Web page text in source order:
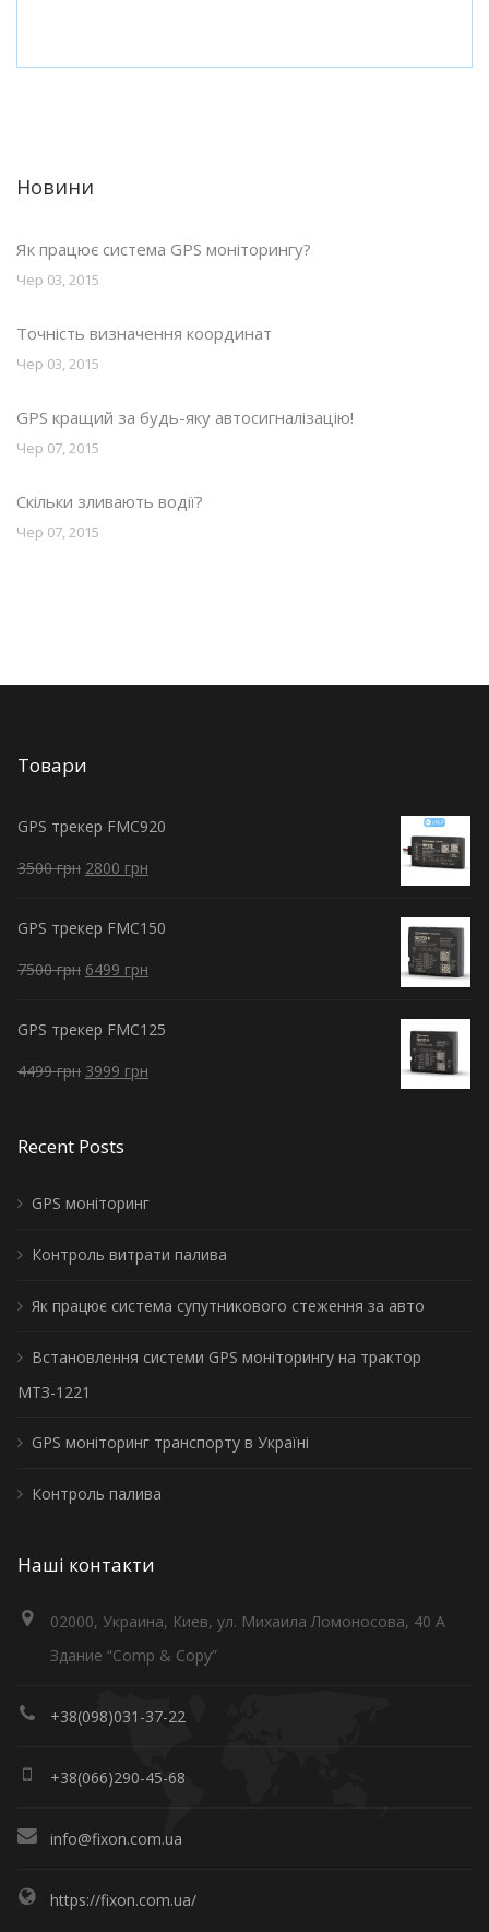
Новини
Як працює система GPS моніторингу?
Чер 03, 2015
Точність визначення координат
Чер 03, 2015
GPS кращий за будь-яку автосигналізацію!
Чер 07, 2015
Скільки зливають водії?
Чер 07, 2015
Товари
GPS трекер FMC920
3500грн 2800 грн
GPS трекер FMC150
7500грн 6499 грн
GPS трекер FMC125
4499грн 3999 грн
Recent Posts
GPS моніторинг
Контроль витрати палива
Як працює система супутникового стеження за авто
Встановлення системи GPS моніторингу на трактор
МТЗ-1221
GPS моніторинг транспорту в Україні
Контроль палива
Наші контакти
02000, Украина, Киев, ул. Михаила Ломоносова, 40 А
Здание “Comp & Copy”
+38(098)031-37-22
+38(066)290-45-68
info@fixon.com.ua
https://fixon.com.ua/